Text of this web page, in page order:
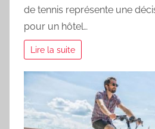
de tennis représente une
pour un hôtel…
Lire la suite